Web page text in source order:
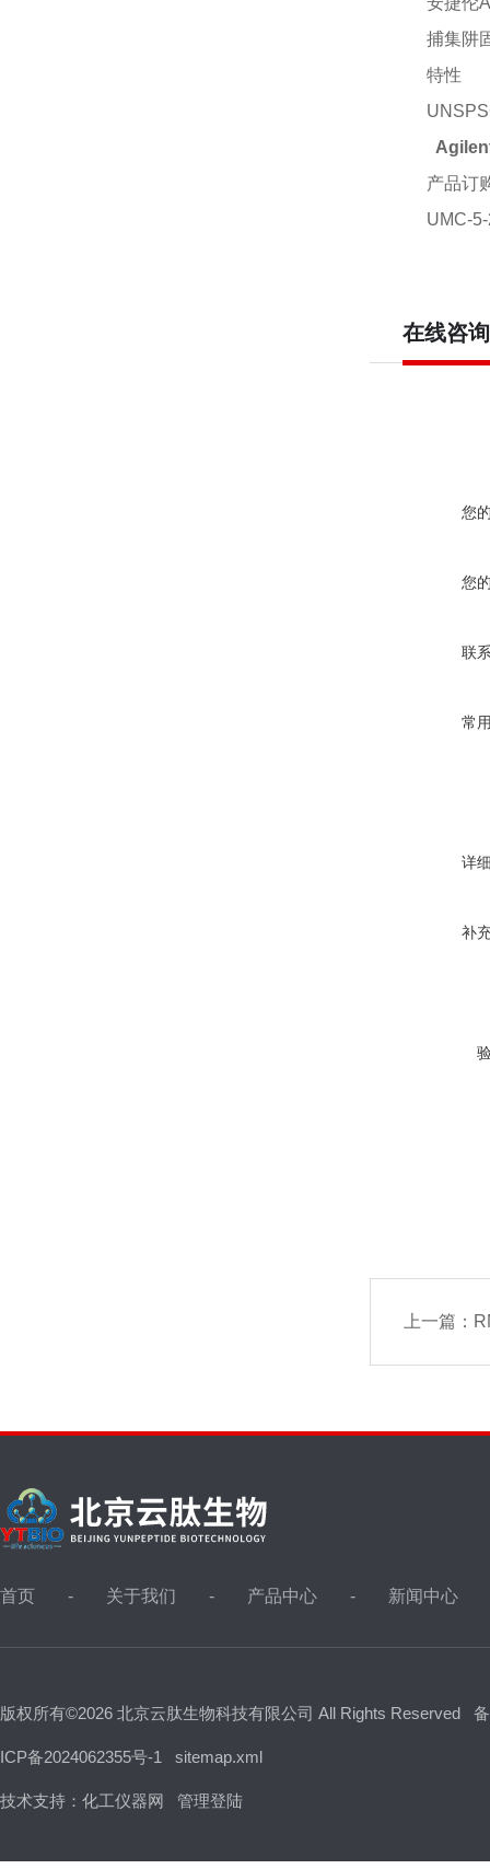
捕集阱
特性
产品订
UMC-
在线咨询
您
您
联
常
详
补
上一篇：
首页 关于我们 产品中心 新闻中心
版权所有©2026 北京云肽生物科技有限公司 All Rights Reserved
ICP备2024062355号-1 sitemap.xml
技术支持： 化工仪器网 管理登陆